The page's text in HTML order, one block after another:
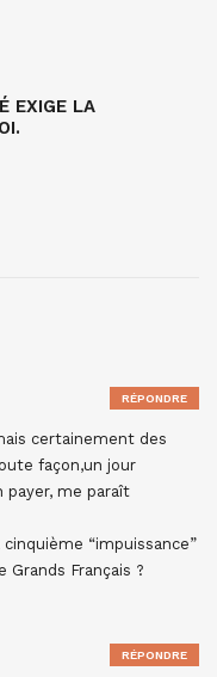
EXIGE LA
certainement des
façon,un jour
payer, me paraît
“impuissance”
Français ?
RÉPONDRE
RÉPONDRE